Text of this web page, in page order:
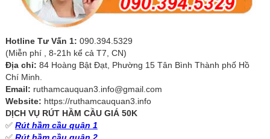
Hotline Tư Vấn 1: 090.394.5329
(Miễn phí , 8-21h kể cả T7, CN)
Địa chỉ: 84 Hoàng Bật Đạt, Phường 15 Tân Bình Thành phố Hồ
Chí Minh.
Email: ruthamcauquan3.info@gmail.com
Website: https://ruthamcauquan3.info
DỊCH VỤ RÚT HẦM CẦU GIÁ 50K
✅ Rút hầm cầu quận 1